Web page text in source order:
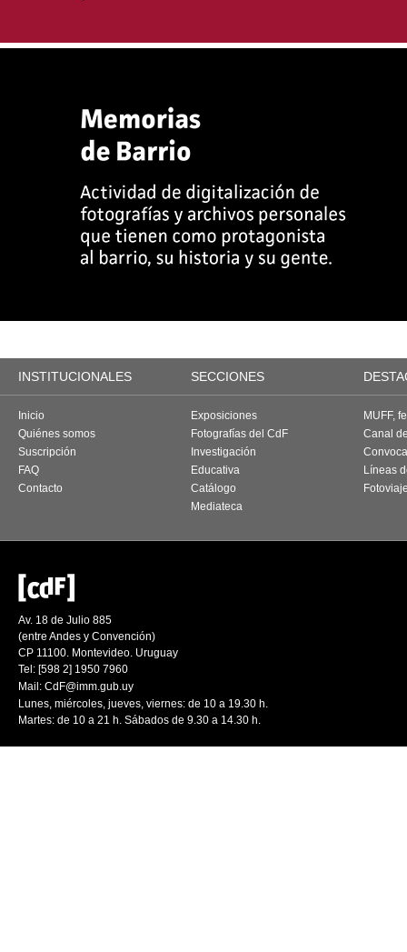
INSTITUCIONALES SECCIONES
Inicio
Quiénes somos
Suscripción
FAQ
Contacto
Exposiciones
Fotografías del CdF
Investigación
Educativa
Catálogo
Mediateca
MUFF,
Canal
Líneas
Av. 18 de Julio 885
(entre Andes y Convención)
CP 11100. Montevideo. Uruguay
Tel: [598 2] 1950 7960
Mail: CdF@imm.gub.uy
Lunes, miércoles, jueves, viernes: de 10 a 19.30 h.
Martes: de 10 a 21 h. Sábados de 9.30 a 14.30 h.